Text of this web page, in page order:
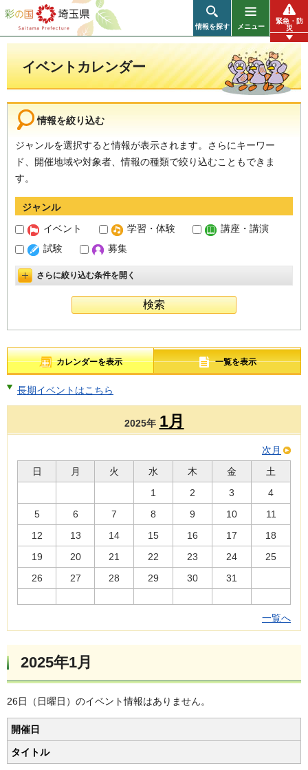
彩の国 埼玉県
情報を探す メニュー
緊急・防
災
イベントカレンダー
情報を絞り込む
ジャンルを選択すると情報が表示されます。さらにキーワー
ド、開催地域や対象者、情報の種類で絞り込むこともできま
す。
ジャンル
イベント
学習・体験
講座・講演
試験
募集
詳細設定を開く
さらに絞り込む条件を開く
カレンダーを表示 一覧を表示
長期イベントはこちら
2025年 1月
次月
日
月 火 水 木 金
土
1
2 3
4
5
6 7 8 9 10
11
12
13 14 15 16 17
18
19
20 21 22 23 24
25
26
27 28 29 30 31
一覧へ
2025年1月
26日（日曜日）のイベント情報はありません。
開催日
タイトル